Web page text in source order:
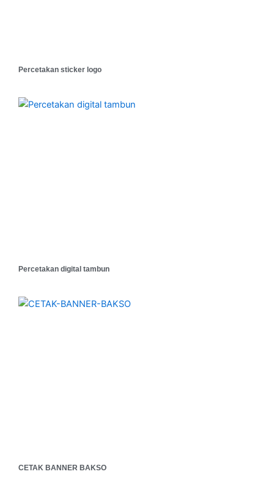
Percetakan sticker logo
Percetakan digital tambun
CETAK BANNER BAKSO